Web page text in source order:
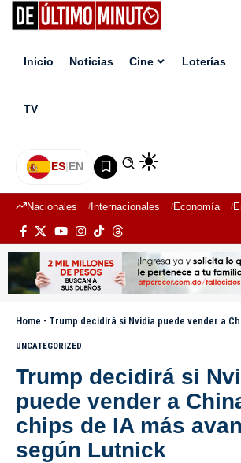
Inicio Noticias Cine Loterías
TV
ES|EN
Nacionales Internacionales Economía
Home - Trump decidirá si Nvidia puede vender a China sus chips de IA
UNCATEGORIZED
Trump decidirá si
puede vender a
chips de IA más
según Lutnick